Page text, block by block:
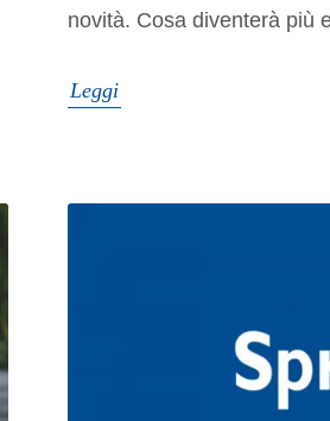
novità. Cosa diventerà più
Leggi